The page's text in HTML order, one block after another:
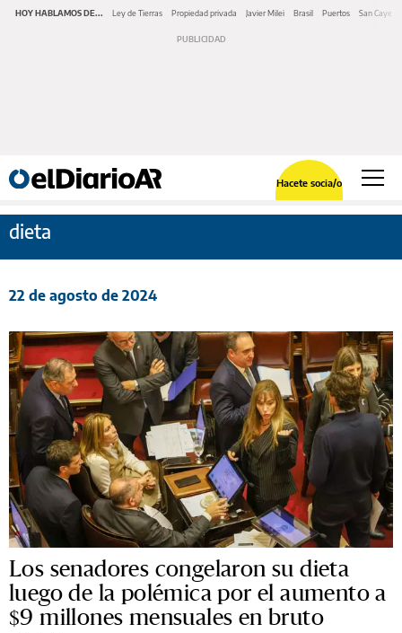
HOY HABLAMOS DE... Ley de Tierras Propiedad privada Javier Milei Brasil Puertos San
Hacete socia/o
dieta
22 de agosto de 2024
Los senadores congelaron su dieta
luego de la polémica por el aumento a
$9 millones mensuales en bruto